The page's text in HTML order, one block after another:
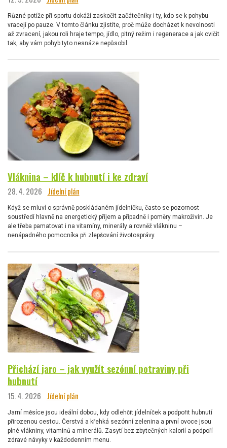
Různé potíže při sportu dokáží zaskočit začátečníky i ty, kdo se k pohybu
vracejí po pauze. V tomto článku zjistíte, proč může docházet k nevolnosti
až zvracení, jakou roli hraje tempo, jídlo, pitný režim i regenerace a jak cvičit
tak, aby vám pohyb tyto nesnáze nepůsobil.
Vláknina – klíč k hubnutí i ke zdraví
28. 4. 2026 Jídelní plán
Když se mluví o správně poskládaném jídelníčku, často se pozornost
soustředí hlavně na energetický příjem a případně i poměry makroživin. Je
ale třeba pamatovat i na vitamíny, minerály a rovněž vlákninu –
nenápadného pomocníka při zlepšování životosprávy.
Přichází jaro – jak využít sezónní potraviny při
hubnutí
15. 4. 2026 Jídelní plán
Jarní měsíce jsou ideální dobou, kdy odlehčit jídelníček a podpořit hubnutí
přirozenou cestou. Čerstvá a křehká sezónní zelenina a první ovoce jsou
plné vlákniny, vitamínů a minerálů. Zasytí bez zbytečných kalorií a podpoří
zdravé návyky v každodenním menu.